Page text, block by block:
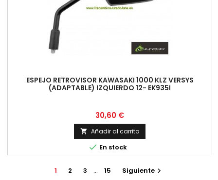
ESPEJO RETROVISOR KAWASAKI 1000 KLZ VERSYS
(ADAPTABLE) IZQUIERDO 12- EK935I
Precio
30,60 €
 Añadir al carrito
 En stock
1 2 3 … 15 Siguiente 